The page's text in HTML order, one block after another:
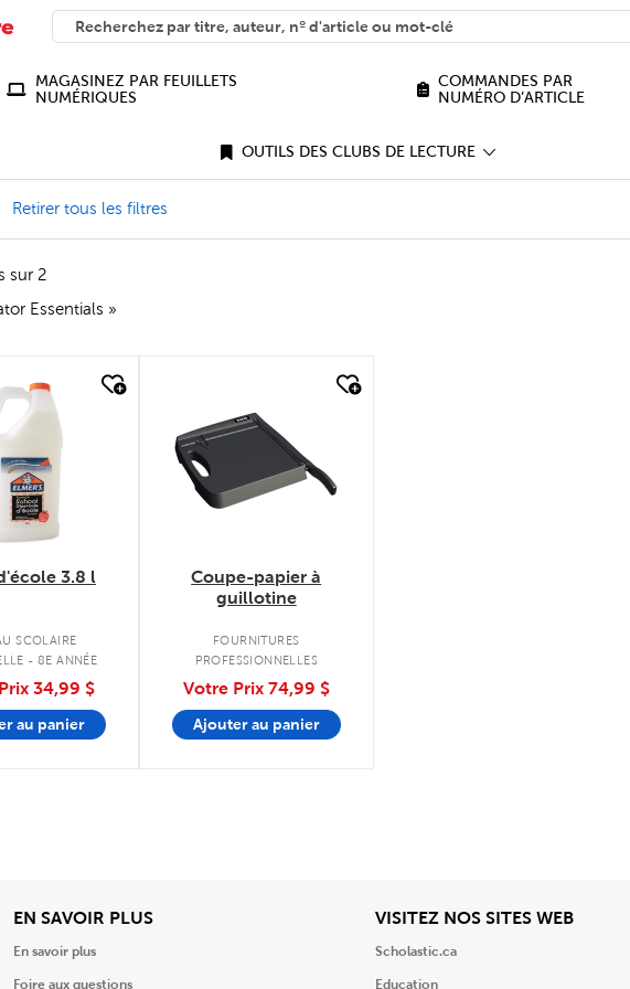
SEARCH
What can we help you find?
MAGASINEZ PAR FEUILLETS
NUMÉRIQUES
COMMANDES PAR
NUMÉRO D’ARTICLE
OUTILS DES CLUBS DE LECTURE
Elmer's Filter
Retirer tous les filtres
sur 2
Essentials »
3.8 l
SCOLAIRE
- 8E ANNÉE
34,99 $
au panier
Coupe-papier à
guillotine
FOURNITURES
PROFESSIONNELLES
Votre Prix 74,99 $
Ajouter au panier
EN SAVOIR PLUSView
En savoir plus
Foire aux questions
VISITEZ NOS SITES WEBAfficher
Scholastic.ca
Education